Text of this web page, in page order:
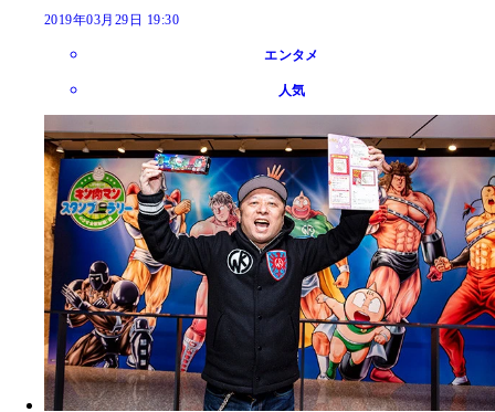
2019年03月29日 19:30
エンタメ
人気